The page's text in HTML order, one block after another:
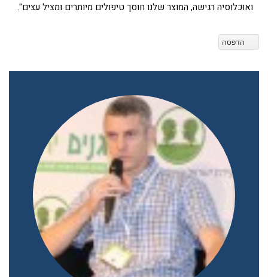
ואוכלוסיה רגישה, המוצר שלנו חוסך טיפולים מיותרים ומציל עצים".
הדפסה